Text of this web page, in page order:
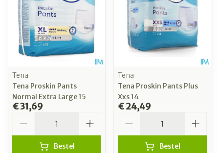
Tena
Tena Proskin Pants
Normal Extra Large 15
€ 31,69
Bestel
Tena
Tena Proskin Pants Plus
Xxs 14
€ 24,49
Bestel